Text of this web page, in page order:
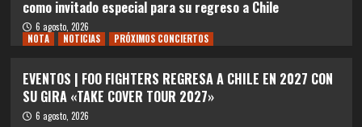
como invitado especial para su regreso a Chile
6 agosto, 2026
NOTA
NOTICIAS PRÓXIMOS CONCIERTOS
EVENTOS | FOO FIGHTERS REGRESA A CHILE EN 2027 CON
SU GIRA «TAKE COVER TOUR 2027»
6 agosto, 2026